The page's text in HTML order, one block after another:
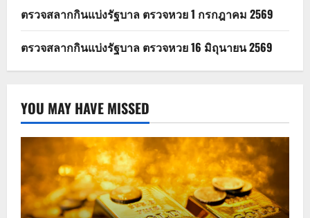
ตรวจสลากกินแบ่งรัฐบาล ตรวจหวย 1 กรกฎาคม 2569
ตรวจสลากกินแบ่งรัฐบาล ตรวจหวย 16 มิถุนายน 2569
YOU MAY HAVE MISSED